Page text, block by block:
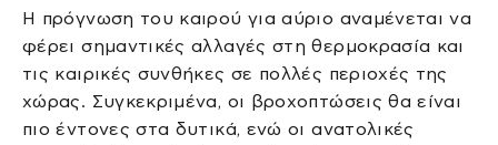
Η πρόγνωση του καιρού για αύριο αναμένεται να
φέρει σημαντικές αλλαγές στη θερμοκρασία και
τις καιρικές συνθήκες σε πολλές περιοχές της
χώρας. Συγκεκριμένα, οι βροχοπτώσεις θα είναι
πιο έντονες στα δυτικά, ενώ οι ανατολικές